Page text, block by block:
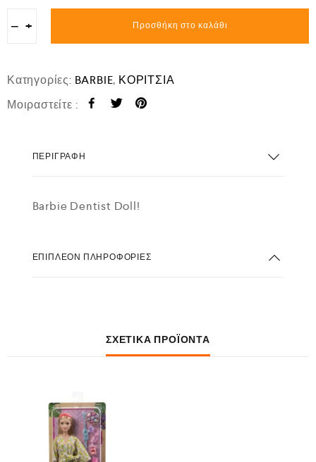
− + Προσθήκη στο καλάθι
Κατηγορίες: BARBIE, ΚΟΡΙΤΣΙΑ
Μοιραστείτε :
ΠΕΡΙΓΡΑΦΉ
Barbie Dentist Doll!
ΕΠΙΠΛΈΟΝ ΠΛΗΡΟΦΟΡΊΕΣ
ΣΧΕΤΙΚΆ ΠΡΟΪΌΝΤΑ